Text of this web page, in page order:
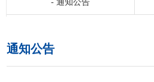
-通知公告
通知公告